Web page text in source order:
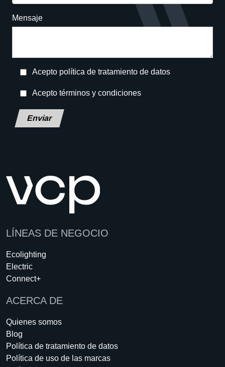
Mensaje
Acepto política de tratamiento de datos
Acepto términos y condiciones
Deja
este
favor.
LÍNEAS DE NEGOCIO
Ecolighting
Electric
Connect+
ACERCA DE
Quienes somos
Blog
Política de tratamiento de datos
Política de uso de las marcas